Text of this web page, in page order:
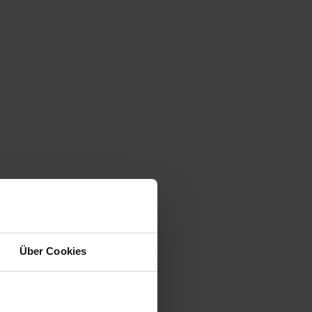
Über Cookies